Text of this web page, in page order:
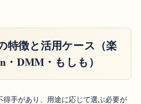
特徴と活用ケース（楽
・DMM・もしも）
得手があり、用途に応じて選ぶ必要が